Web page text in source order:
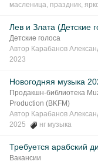
масленица, праздник,
Лев и Злата (Детские
Детские голоса
Автор Карабанов
2023
Новогодняя музыка
Продакшн-библиотека
Production (BKFM)
Автор Карабанов
2025
нг музыка
Требуется арабский
Вакансии